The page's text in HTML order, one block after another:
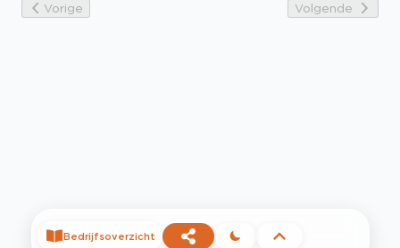
Vorige Volgende
Bedrijfsoverzicht